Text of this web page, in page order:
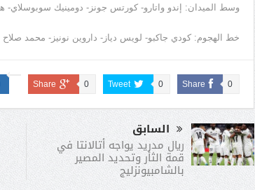
وسط الميدان: إندو واتارو- كورتس جونز- دومينيك سوبوسلاي-
خط الهجوم: كودي جاكبو- لويس دياز- داروين نونيز- محمد صلاح
Share 0
Tweet 0
Share 0
السابق
ريال مدريد يواجه أتالانتا في
قمة الثأر وتحديد المصير
بالشامبيونزليج